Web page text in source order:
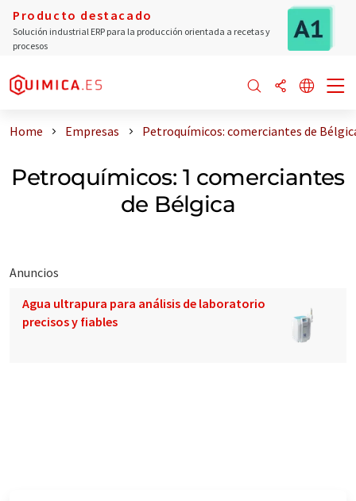
Producto destacado
Solución industrial ERP para la producción orientada a recetas y
procesos
Home Empresas Petroquímicos: comerciantes de
Petroquímicos: 1 comerciantes
de Bélgica
Anuncios
Agua ultrapura para análisis de laboratorio
precisos y fiables